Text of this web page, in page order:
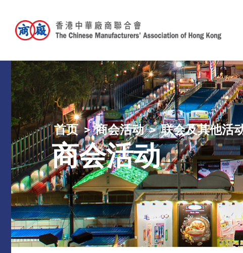
首页 商会活动 联会及其他活
商会活动